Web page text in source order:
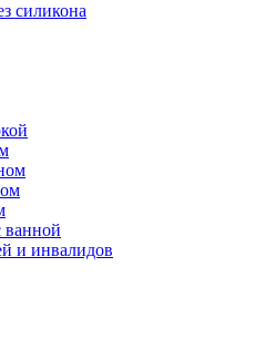
силикона
и инвалидов